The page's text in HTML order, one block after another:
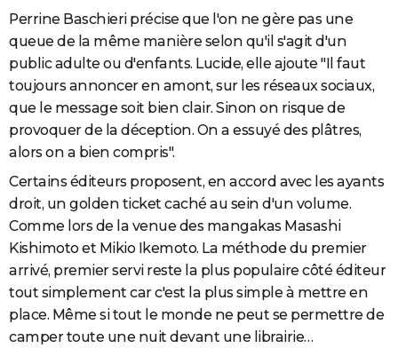
Perrine Baschieri précise que l'on ne gère pas une
queue de la même manière selon qu'il s'agit d'un
public adulte ou d'enfants. Lucide, elle ajoute "Il faut
toujours annoncer en amont, sur les réseaux sociaux,
que le message soit bien clair. Sinon on risque de
provoquer de la déception. On a essuyé des plâtres,
alors on a bien compris".
Certains éditeurs proposent, en accord avec les ayants
droit, un golden ticket caché au sein d'un volume.
Comme lors de la venue des mangakas Masashi
Kishimoto et Mikio Ikemoto. La méthode du premier
arrivé, premier servi reste la plus populaire côté éditeur
tout simplement car c'est la plus simple à mettre en
place. Même si tout le monde ne peut se permettre de
camper toute une nuit devant une librairie…